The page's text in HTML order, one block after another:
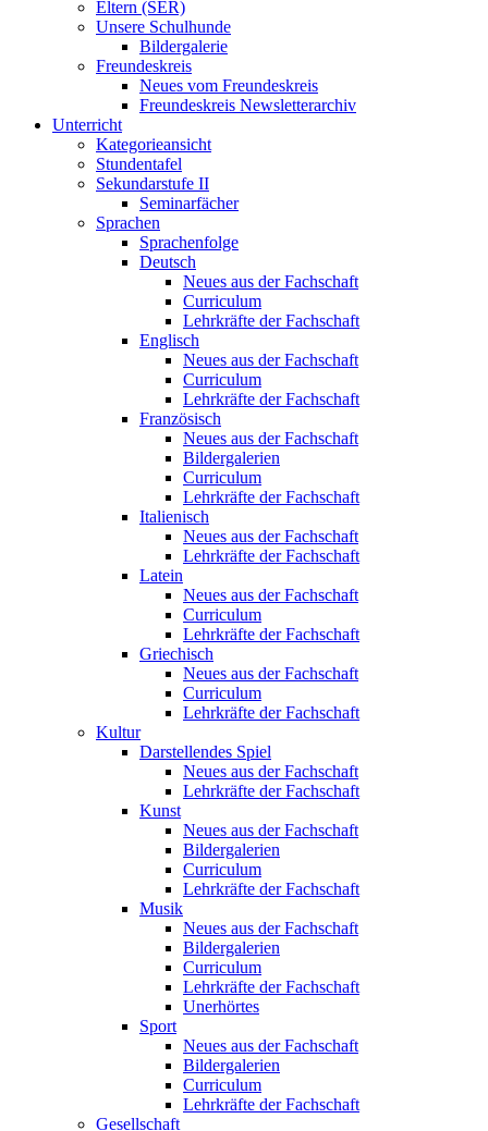
Eltern (SER)
Unsere Schulhunde
Bildergalerie
Freundeskreis
Neues vom Freundeskreis
Freundeskreis Newsletterarchiv
Unterricht
Kategorieansicht
Stundentafel
Sekundarstufe II
Seminarfächer
Sprachen
Sprachenfolge
Deutsch
Neues aus der Fachschaft
Curriculum
Lehrkräfte der Fachschaft
Englisch
Neues aus der Fachschaft
Curriculum
Lehrkräfte der Fachschaft
Französisch
Neues aus der Fachschaft
Bildergalerien
Curriculum
Lehrkräfte der Fachschaft
Italienisch
Neues aus der Fachschaft
Lehrkräfte der Fachschaft
Latein
Neues aus der Fachschaft
Curriculum
Lehrkräfte der Fachschaft
Griechisch
Neues aus der Fachschaft
Curriculum
Lehrkräfte der Fachschaft
Kultur
Darstellendes Spiel
Neues aus der Fachschaft
Lehrkräfte der Fachschaft
Kunst
Neues aus der Fachschaft
Bildergalerien
Curriculum
Lehrkräfte der Fachschaft
Musik
Neues aus der Fachschaft
Bildergalerien
Curriculum
Lehrkräfte der Fachschaft
Unerhörtes
Sport
Neues aus der Fachschaft
Bildergalerien
Curriculum
Lehrkräfte der Fachschaft
Gesellschaft